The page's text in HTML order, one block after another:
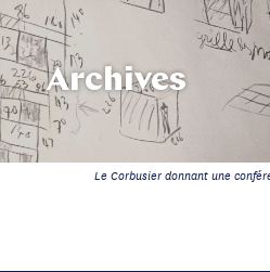
Archives
Le Corbusier donnant une